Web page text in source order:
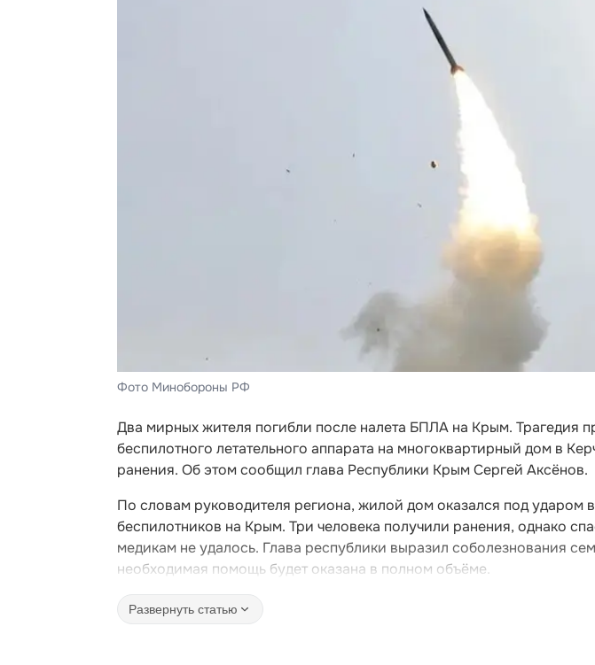
Фото Минобороны РФ
Два мирных жителя погибли после налета БПЛА на Крым. Трагедия
беспилотного летательного аппарата на многоквартирный дом в
ранения. Об этом сообщил глава Республики Крым Сергей Аксёнов.
По словам руководителя региона, жилой дом оказался под ударом
беспилотников на Крым. Три человека получили ранения, однако
медикам не удалось. Глава республики выразил соболезнования
необходимая помощь будет оказана в полном объёме.
Развернуть статью